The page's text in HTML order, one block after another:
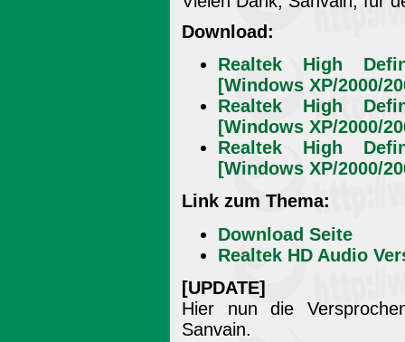
Download:
Realtek High
[Windows XP/2000/
Realtek High
[Windows XP/2000/
Realtek High
[Windows XP/2000/
Link zum Thema:
Download Seite
Realtek HD Audio
[UPDATE]
Hier nun die
Sanvain.